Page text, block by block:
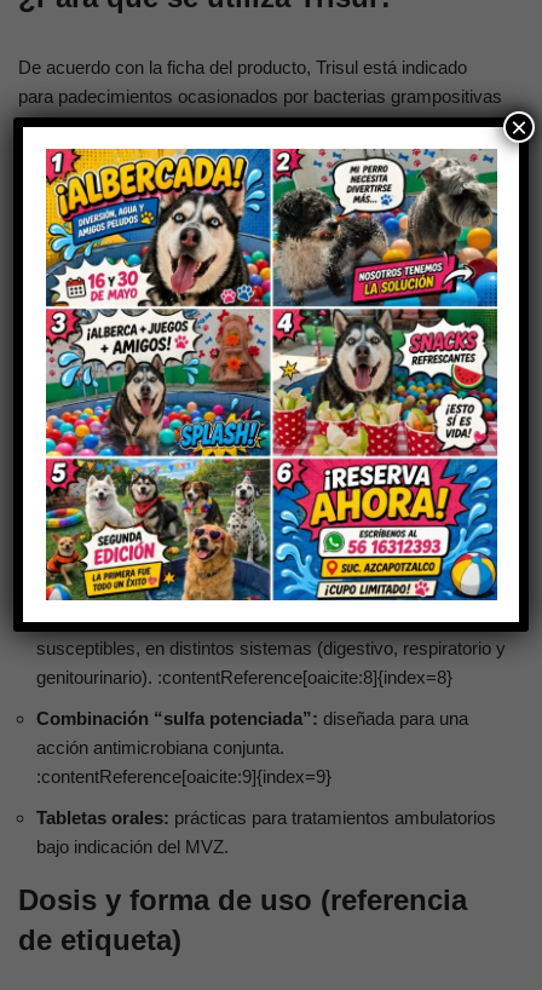
De acuerdo con la ficha del producto, Trisul está indicado
para padecimientos ocasionados por bacterias grampositivas
y gramnegativas que afectan:
Aparato digestivo
Aparato respiratorio
Aparato genitourinario
Infecciones sistémicas o localizadas
El uso correcto depende deldiagnóstico (idealmente con
valoración clínica y, cuando aplica, pruebas de
laboratorio/cultivo), para evitar resistencia bacteriana y
asegurar una terapia efectiva. :contentReference[oaicite:7]
{index=7}
Beneficios clave
Amplio espectro:útil en infecciones bacterianas
susceptibles, en distintos sistemas (digestivo, respiratorio y
genitourinario). :contentReference[oaicite:8]{index=8}
Combinación “sulfa potenciada”: diseñada para una
acción antimicrobiana conjunta.
:contentReference[oaicite:9]{index=9}
Tabletas orales: prácticas para tratamientos ambulatorios
bajo indicación del MVZ.
Dosis y forma de uso (referencia
de etiqueta)
×